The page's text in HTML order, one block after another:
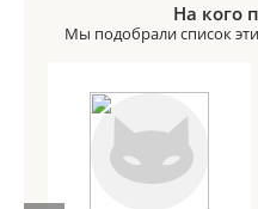
На кого
Мы подобрали список